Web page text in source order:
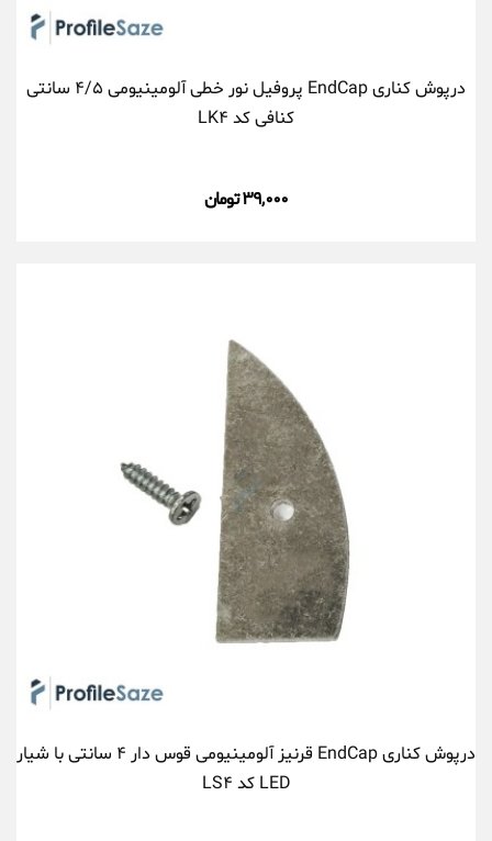
درپوش کناری EndCap پروفیل نور خطی آلومینیومی ۴/۵ سانتی
کنافی کد LK۴
۳۹,۰۰۰ تومان
درپوش کناری EndCap قرنیز آلومینیومی قوس دار ۴ سانتی با شیار
LED کد LS۴